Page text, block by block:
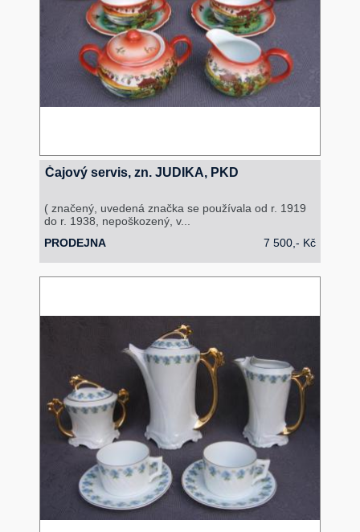
Čajový servis, zn. JUDIKA, PKD
( značený, uvedená značka se používala od r. 1919
do r. 1938, nepoškozený, v...
PRODEJNA
7 500,- Kč